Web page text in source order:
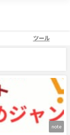
ツール
note